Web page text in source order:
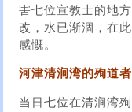
害七位宣教士的地
改，水已渐涸，在
感慨。
河津清涧湾的殉道者
当日七位在清涧湾